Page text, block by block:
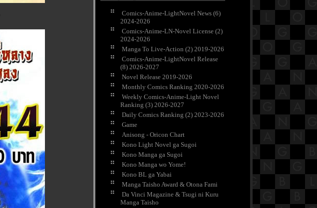
Comics-Anime-LightNovel News (6)
2024-2026
Comics-Anime-LN-Novel License (2)
2024-2026
Manga To Live-Action (2) 2019-2026
Comics-Anime-LightNovel Release
(8) 2026-2027
Novel Release 2019-2026
Monthly Comics Ranking 2020-2026
Weekly Comics-Anime-Light Novel
Ranking (3) 2026-2027
Daily Comics Ranking (2) 2023-2026
Game
Anisong - Oricon Chart
Kono Light Novel ga Sugoi
Kono Manga ga Sugoi
Kono Manga wo Yome!
Kono BL ga Yabai
Manga Taisho Award & Otona Fami
Da Vinci Magazine & Tsugi ni Kuru
Manga Taisho